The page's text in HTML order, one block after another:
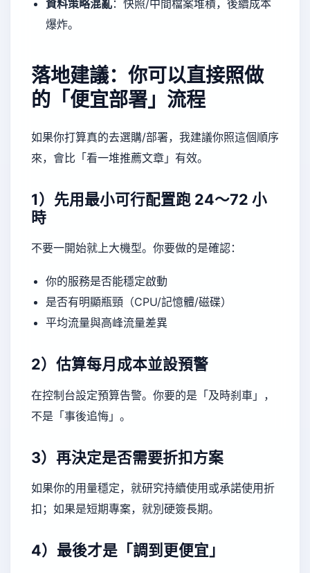
資料策略混亂：快照/中間檔案堆積，後續成本
爆炸。
落地建議：你可以直接照做
的「便宜部署」流程
如果你打算真的去選購/部署，我建議你照這個順序
來，會比「看一堆推薦文章」有效。
1）先用最小可行配置跑 24～72 小
時
不要一開始就上大機型。你要做的是確認：
你的服務是否能穩定啟動
是否有明顯瓶頸（CPU/記憶體/磁碟）
平均流量與高峰流量差異
2）估算每月成本並設預警
在控制台設定預算告警。你要的是「及時刹車」，
不是「事後追悔」。
3）再決定是否需要折扣方案
如果你的用量穩定，就研究持續使用或承諾使用折
扣；如果是短期專案，就別硬簽長期。
4）最後才是「調到更便宜」